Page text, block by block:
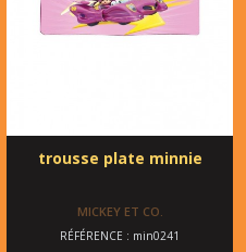
trousse plate minnie
MICKEY ET CO.
RÉFÉRENCE : min0241